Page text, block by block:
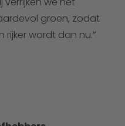
groen, zodat
rijker wordt dan nu.”